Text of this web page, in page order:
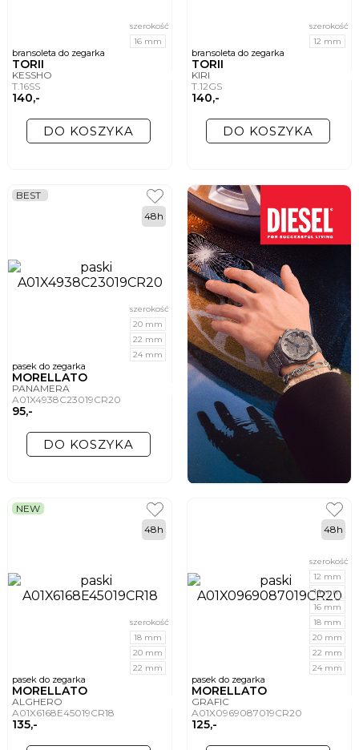
bransoleta do zegarka
TORII
KESSHO
T.16SS
140,-
szerokość
16 mm
DO KOSZYKA
bransoleta do zegarka
TORII
KIRI
T.12GS
140,-
szerokość
12 mm
DO KOSZYKA
pasek do zegarka
MORELLATO
PANAMERA
A01X4938C23019CR20
95,-
BEST
szerokość
20 mm
22 mm
24 mm
48h
DO KOSZYKA
pasek do zegarka
MORELLATO
ALGHERO
A01X6168E45019CR18
135,-
NEW
szerokość
18 mm
20 mm
22 mm
48h
pasek do zegarka
MORELLATO
GRAFIC
A01X0969087019CR20
125,-
szerokość
12 mm
14 mm
16 mm
18 mm
20 mm
22 mm
24 mm
48h